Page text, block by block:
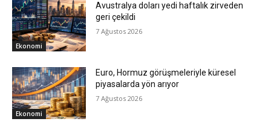
Ekonomi
Avustralya doları yedi haftalık zirveden
geri çekildi
7 Ağustos 2026
Ekonomi
Euro, Hormuz görüşmeleriyle küresel
piyasalarda yön arıyor
7 Ağustos 2026